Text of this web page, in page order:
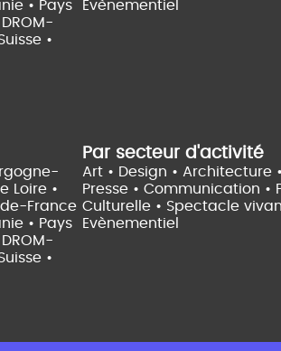
• Pays
DROM-
•
Evènementiel
Loire •
de-France
• Pays
DROM-
•
Par secteur d'activité
Art • Design • Architecture •
Presse • Communication •
Culturelle • Spectacle
Evènementiel